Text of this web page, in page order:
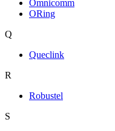
Omnicomm
ORing
Q
Queclink
R
Robustel
S